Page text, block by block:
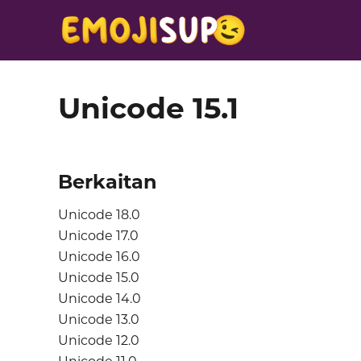
Unicode 15.1
Berkaitan
Unicode 18.0
Unicode 17.0
Unicode 16.0
Unicode 15.0
Unicode 14.0
Unicode 13.0
Unicode 12.0